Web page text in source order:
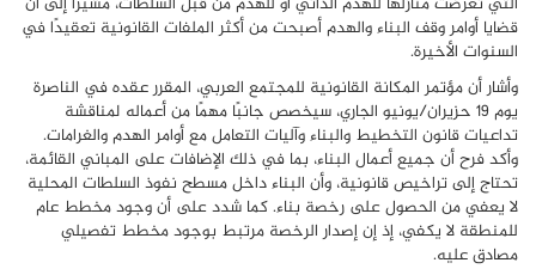
قضايا أوامر وقف البناء والهدم أصبحت من أكثر الملفات القانونية تعقيدًا في
السنوات الأخيرة.
وأشار أن مؤتمر المكانة القانونية للمجتمع العربي، المقرر عقده في الناصرة
يوم 19 حزيران/يونيو الجاري، سيخصص جانبًا مهمًا من أعماله لمناقشة
تداعيات قانون التخطيط والبناء وآليات التعامل مع أوامر الهدم والغرامات.
وأكد فرح أن جميع أعمال البناء، بما في ذلك الإضافات على المباني القائمة،
تحتاج إلى تراخيص قانونية، وأن البناء داخل مسطح نفوذ السلطات المحلية
لا يعفي من الحصول على رخصة بناء. كما شدد على أن وجود مخطط عام
للمنطقة لا يكفي، إذ إن إصدار الرخصة مرتبط بوجود مخطط تفصيلي
مصادق عليه.